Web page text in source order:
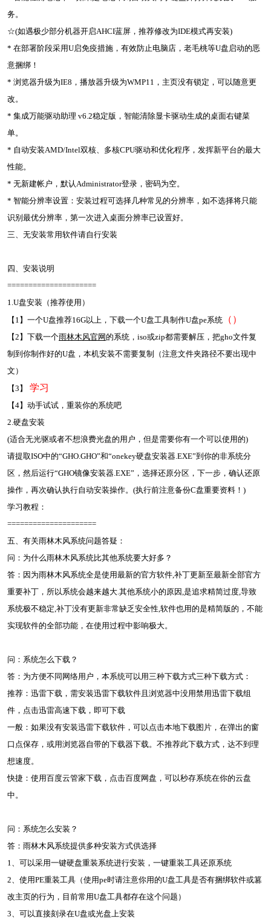
务。
☆(如遇极少部分机器开启AHCI蓝屏，推荐修改为IDE模式再安装)
* 在部署阶段采用U启免疫措施，有效防止电脑店，老毛桃等U盘启动的恶
意捆绑！
* 浏览器升级为IE8，播放器升级为WMP11，主页没有锁定，可以随意更
改。
* 集成万能驱动助理 v6.2稳定版，智能清除显卡驱动生成的桌面右键菜
单。
* 自动安装AMD/Intel双核、多核CPU驱动和优化程序，发挥新平台的最大
性能。
* 无新建帐户，默认Administrator登录，密码为空。
* 智能分辨率设置：安装过程可选择几种常见的分辨率，如不选择将只能
识别最优分辨率，第一次进入桌面分辨率已设置好。
三、无安装常用软件请自行安装
四、安装说明
=====================
1.U盘安装（推荐使用）
【1】一个U盘推荐16G以上，下载一个U盘工具制作U盘pe系统 （ ）
【2】下载一个雨林木风官网的系统，iso或zip都需要解压，把gho文件复
制到你制作好的U盘，本机安装不需要复制（注意文件夹路径不要出现中
文）
【3】
学习
【4】动手试试，重装你的系统吧
2.硬盘安装
(适合无光驱或者不想浪费光盘的用户，但是需要你有一个可以使用的)
请提取ISO中的“GHO.GHO”和“onekey硬盘安装器.EXE”到你的非系统分
区，然后运行“GHO镜像安装器.EXE”，选择还原分区，下一步，确认还原
操作，再次确认执行自动安装操作。(执行前注意备份C盘重要资料！)
学习教程：
=====================
五、有关雨林木风系统问题答疑：
问：为什么雨林木风系统比其他系统要大好多？
答：因为雨林木风系统全是使用最新的官方软件,补丁更新至最新全部官方
重要补丁，所以系统会越来越大.其他系统小的原因,是追求精简过度,导致
系统极不稳定,补丁没有更新非常缺乏安全性,软件也用的是精简版的，不能
实现软件的全部功能，在使用过程中影响极大。
问：系统怎么下载？
答：为方便不同网络用户，本系统可以用三种下载方式三种下载方式：
推荐：迅雷下载，需安装迅雷下载软件且浏览器中没用禁用迅雷下载组
件，点击迅雷高速下载，即可下载
一般：如果没有安装迅雷下载软件，可以点击本地下载图片，在弹出的窗
口点保存，或用浏览器自带的下载器下载。不推荐此下载方式，达不到理
想速度。
快捷：使用百度云管家下载，点击百度网盘，可以秒存系统在你的云盘
中。
问：系统怎么安装？
答：雨林木风系统提供多种安装方式供选择
1、可以采用一键硬盘重装系统进行安装，一键重装工具还原系统
2、使用PE重装工具（使用pe时请注意你用的U盘工具是否有捆绑软件或篡
改主页的行为，目前常用U盘工具都存在这个问题）
3、可以直接刻录在U盘或光盘上安装